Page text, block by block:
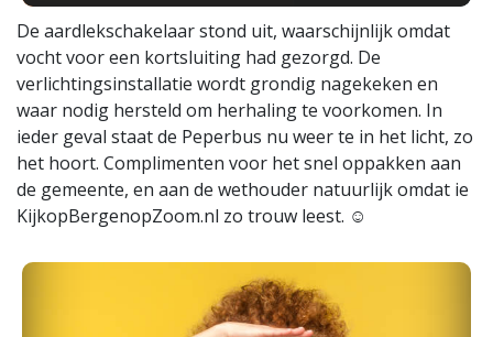
De aardlekschakelaar stond uit, waarschijnlijk omdat
vocht voor een kortsluiting had gezorgd. De
verlichtingsinstallatie wordt grondig nagekeken en
waar nodig hersteld om herhaling te voorkomen. In
ieder geval staat de Peperbus nu weer te in het licht, zo
het hoort. Complimenten voor het snel oppakken aan
de gemeente, en aan de wethouder natuurlijk omdat ie
KijkopBergenopZoom.nl zo trouw leest. ☺